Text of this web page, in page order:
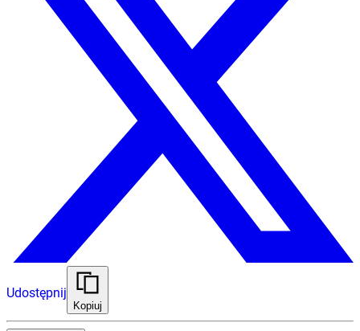
Udostępnij
Kopiuj